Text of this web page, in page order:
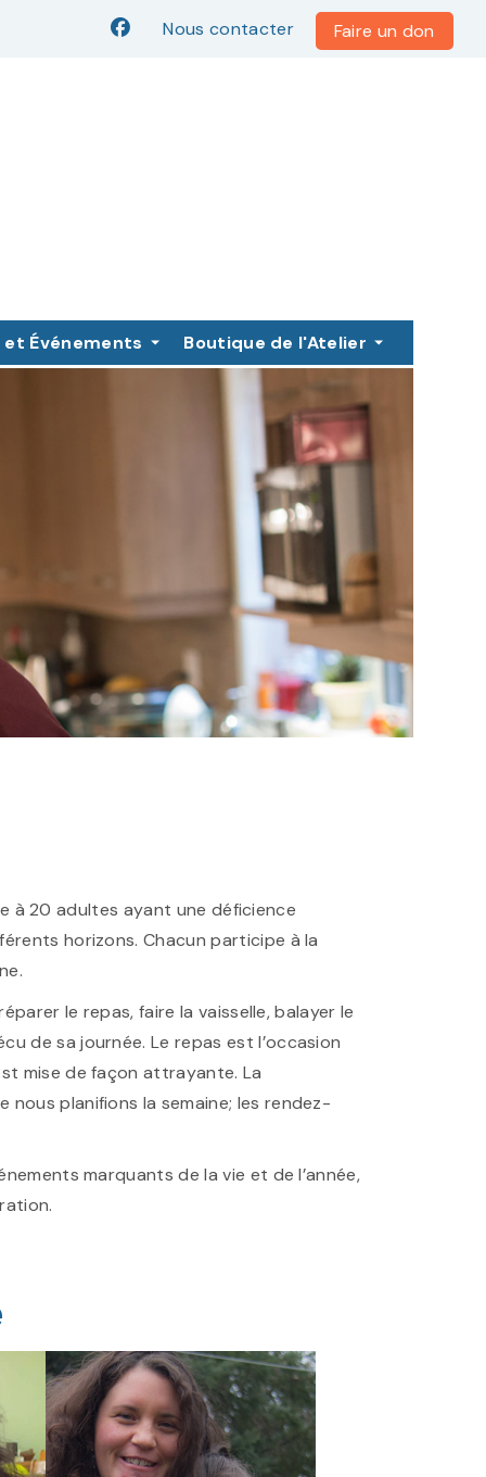
FACEBOOK
Nous contacter Faire un don
et Événements Boutique de l'Atelier
à 20 adultes ayant une déficience
horizons. Chacun participe à la
le repas, faire la vaisselle, balayer le
de sa journée. Le repas est l’occasion
mise de façon attrayante. La
planifions la semaine; les rendez-
marquants de la vie et de l’année,